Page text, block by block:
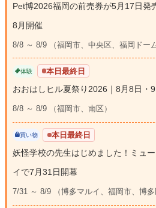
Pet博2026福岡の前売券が5月17日発
8月開催
8/8 ～ 8/9 （福岡市、中央区、福岡ドーム
体験 本日最終日
おおはしヒル夏祭り2026｜8月8日・
8/8 ～ 8/9 （福岡市、南区）
買い物 本日最終日
妖怪学校の先生はじめました！ミュ
イで7月31日開幕
7/31 ～ 8/9 （博多マルイ、福岡市、博多